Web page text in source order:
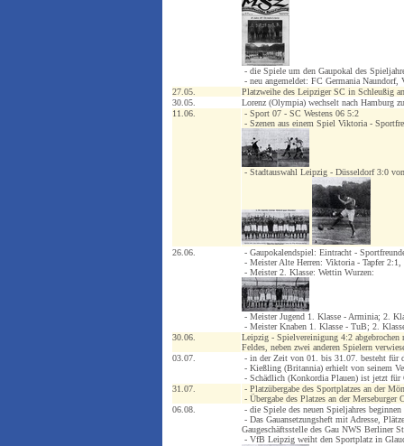
- die Spiele um den Gaupokal des
- neu angemeldet: FC Germania
27.05.
Platzweihe des Leipziger SC in Schleußig
30.05.
Lorenz (Olympia) wechselt nach Hamburg
11.06.
- Sport 07 - SC Westens 06 5:2
- Szenen aus einem Spiel Viktoria -
- Stadtauswahl Leipzig - Düsseldorf 3:0
26.06.
- Gaupokalendspiel: Eintracht -
- Meister Alte Herren: Viktoria - Tapfer 2:1,
- Meister 2. Klasse: Wettin Wurzen:
- Meister Jugend 1. Klasse - Arminia; 2.
- Meister Knaben 1. Klasse - TuB; 2.
30.06.
Leipzig - Spielvereinigung 4:2 abgebrochen
Feldes, neben zwei anderen Spielern
03.07.
- in der Zeit von 01. bis 31.07. besteht für
- Kießling (Britannia) erhielt von seinem
- Schädlich (Konkordia Plauen) ist jetzt für
31.07.
- Platzübergabe des Sportplatzes an der
- Übergabe des Platzes an der
06.08.
- die Spiele des neuen Spieljahres
- Das Gauansetzungsheft mit Adresse,
Gaugeschäftsstelle des Gau NWS Berliner
- VfB Leipzig weiht den Sportplatz in